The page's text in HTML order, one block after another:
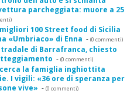
parcheggiata: muore a 25
100 Street food di Sicilia
«Umbriaco» di Enna - (0 commenti)
di Barrafranca, chiesto
- (0 commenti)
cerca la famiglia inghiottita
I vigili: «36 ore di speranza per
vive» - (0 commenti)